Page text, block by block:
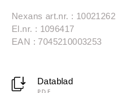
Nexans art.nr. : 10021262
El.nr. : 1096417
EAN : 7045210003253
Datablad